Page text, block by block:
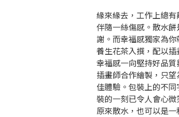
緣來緣去，工作上總
伴隨一絲傷感。散水
謝。而幸福感獨家為
養生花茶入撰，配以插
幸福感一向堅持好品
插畫師合作繪製，只
佳體驗。包裝上的不
裝的一刻已令人會心微
原來散水，也可以是一